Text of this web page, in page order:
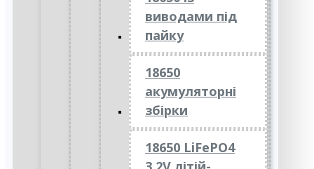
виводами під
пайку
18650
акумуляторні
збірки
18650 LiFePO4